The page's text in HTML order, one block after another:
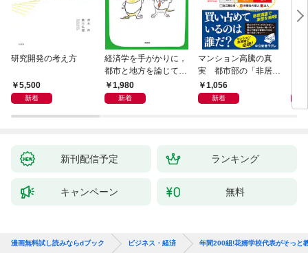
研究開発の考え方
5,500
新着
経済学を手がかりに，
都市と地方を論じてみ
よう1,980
新着
マンション高騰の真
実 都市部の「非居住
化」が街を壊す
1,056
新着
イ
果
新刊配信予定 ランキング
キャンペーン 無料
漫画無料試し読みならdブック ビジネス・経済 年間200組!花婿学校代表がそっと